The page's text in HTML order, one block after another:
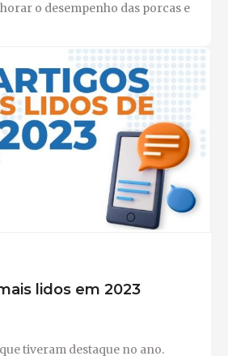
o desempenho das porcas e
lidos em 2023
tiveram destaque no ano.